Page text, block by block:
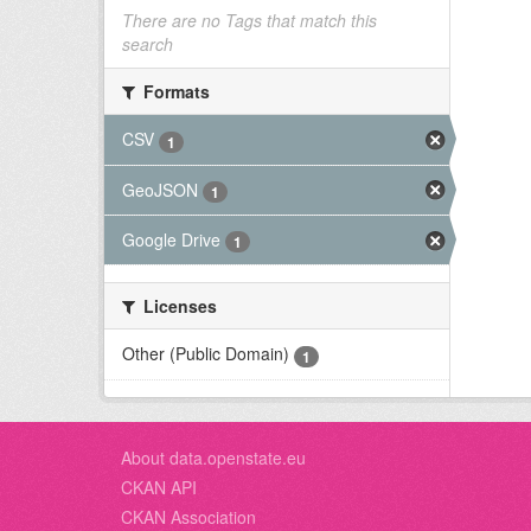
There are no Tags that match this
search
Formats
CSV
1
GeoJSON 1
Google Drive 1
Licenses
Other (Public Domain)
1
About data.openstate.eu
CKAN API
CKAN Association